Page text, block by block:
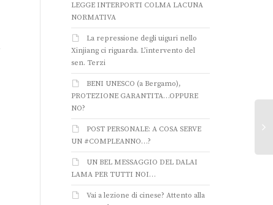
Nuovo Post (March 12,
2018 at 08:01PM)
Pubblicato sulla mia pagina
facebook, qui il post originale.
Nuovo Post (June 21,
2017 at 02:57PM)
RISPETTOSI DEI VALORI
DELLO STATO…E’
con coraggio il “politicamente
corretto”! Infatti,...
di
LEGGE INTERPORTI COLMA LACUNA
NORMATIVA
La repressione degli uiguri nello
Xinjiang ci riguarda. L’intervento del
sen. Terzi
BENI UNESCO (a Bergamo),
PROTEZIONE GARANTITA…OPPURE
NO?
POST PERSONALE: A COSA SERVE
UN #COMPLEANNO…?
UN BEL MESSAGGIO DEL DALAI
LAMA PER TUTTI NOI…
Vai a lezione di cinese? Attento alla